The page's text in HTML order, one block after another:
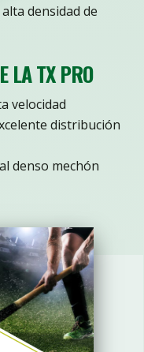
densidad de
LA TX PRO
velocidad
distribución
denso mechón